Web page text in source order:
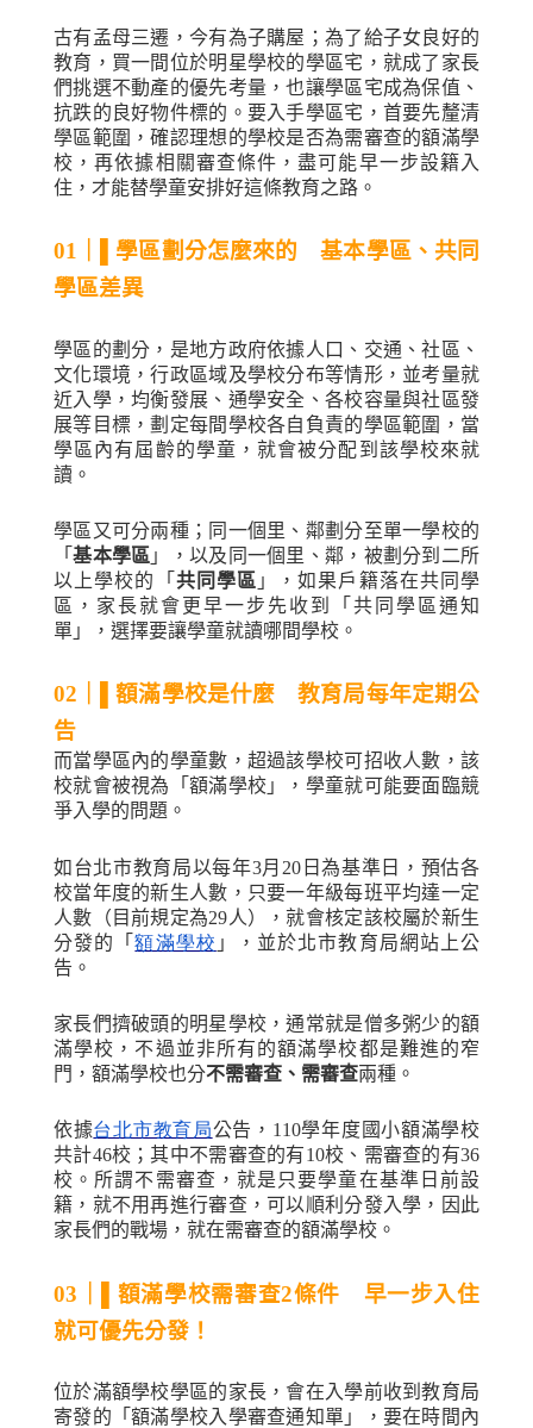
古有孟母三遷，今有為子購屋；為了給子女良好的
教育，買一間位於明星學校的學區宅，就成了家長
們挑選不動產的優先考量，也讓學區宅成為保值、
抗跌的良好物件標的。要入手學區宅，首要先釐清
學區範圍，確認理想的學校是否為需審查的額滿學
校，再依據相關審查條件，盡可能早一步設籍入
住，才能替學童安排好這條教育之路。
01
學區劃分怎麼來的 基本學區、共同
學區差異
學區的劃分，是地方政府依據人口、交通、社區、
文化環境，行政區域及學校分布等情形，並考量就
近入學，均衡發展、通學安全、各校容量與社區發
展等目標，劃定每間學校各自負責的學區範圍，當
學區內有屆齡的學童，就會被分配到該學校來就
讀。
學區又可分兩種；同一個里、鄰劃分至單一學校的
「基本學區 」，以及同一個里、鄰，被劃分到二所
以上學校的「 共同學區 」，如果戶籍落在共同學
區，家長就會更早一步先收到「共同學區通知
單」，選擇要讓學童就讀哪間學校。
02 ▌額滿學校是什麼 教育局每年定期公
告
而當學區內的學童數，超過該學校可招收人數，該
校就會被視為「額滿學校」，學童就可能要面臨競
爭入學的問題。
如台北市教育局以每年3月 20 日為基準日，預估各
校當年度的新生人數，只要一年級每班平均達一定
人數（目前規定為29人），就會核定該校屬於新生
分發的「額滿學校 」，並於北市教育局網站上公
告。
家長們擠破頭的明星學校，通常就是僧多粥少的額
滿學校，不過並非所有的額滿學校都是難進的窄
門，額滿學校也分不需審查、需審查兩種。
依據台北市教育局公告， 110學年度國小額滿學校
共計46校；其中不需審查的有10校、需審查的有36
校。所謂不需審查，就是只要學童在基準日前設
籍，就不用再進行審查，可以順利分發入學，因此
家長們的戰場，就在需審查的額滿學校。
03 額滿學校需審查2條件 早一步入住
就可優先分發！
位於滿額學校學區的家長，會在入學前收到教育局
寄發的「額滿學校入學審查通知單」，要在時間內